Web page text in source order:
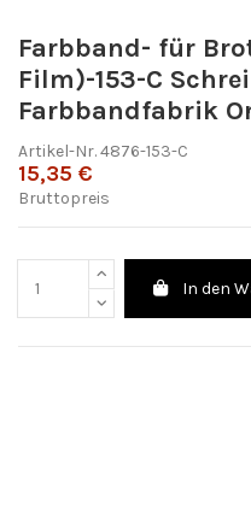
Farbband- für
Film)-153-C
Farbbandfabrik
Artikel-Nr. 4876-153-C
15,35 €
Bruttopreis
In den